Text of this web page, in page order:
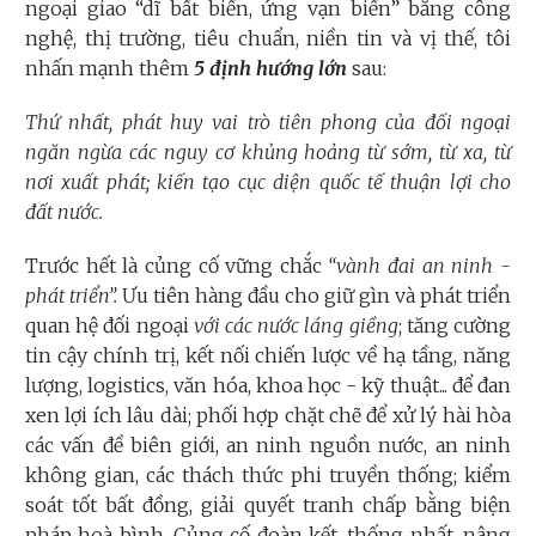
ngoại giao “dĩ bất biến, ứng vạn biến” bằng công
nghệ, thị trường, tiêu chuẩn, niền tin và vị thế, tôi
nhấn mạnh thêm 5 định hướng lớn sau:
Thứ nhất, phát huy vai trò tiên phong của đối ngoại
ngăn ngừa các nguy cơ khủng hoảng từ sớm, từ xa, từ
nơi xuất phát; kiến tạo cục diện quốc tế thuận lợi cho
đất nước.
Trước hết là củng cố vững chắc“vành đai an ninh -
phát triển”. Ưu tiên hàng đầu cho giữ gìn và phát triển
quan hệ đối ngoại với các nước láng giềng; tăng cường
tin cậy chính trị, kết nối chiến lược về hạ tầng, năng
lượng, logistics, văn hóa, khoa học - kỹ thuật... để đan
xen lợi ích lâu dài; phối hợp chặt chẽ để xử lý hài hòa
các vấn đề biên giới, an ninh nguồn nước, an ninh
không gian, các thách thức phi truyền thống; kiểm
soát tốt bất đồng, giải quyết tranh chấp bằng biện